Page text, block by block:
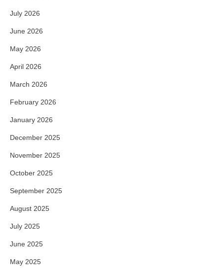
July 2026
June 2026
May 2026
April 2026
March 2026
February 2026
January 2026
December 2025
November 2025
October 2025
September 2025
August 2025
July 2025
June 2025
May 2025